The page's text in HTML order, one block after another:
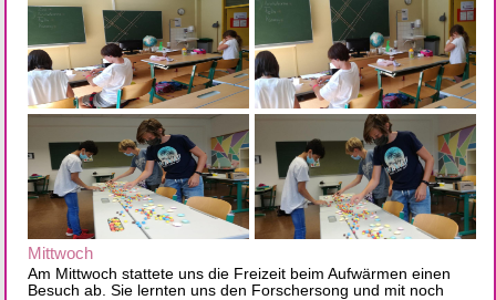
Mittwoch
Am Mittwoch stattete uns die Freizeit beim Aufwärmen einen
Besuch ab. Sie lernten uns den Forschersong und mit noch